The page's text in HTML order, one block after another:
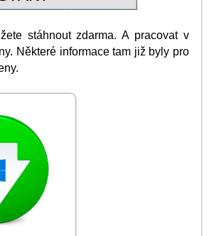
stáhnout zdarma. A pracovat v
Některé informace tam již byly pro